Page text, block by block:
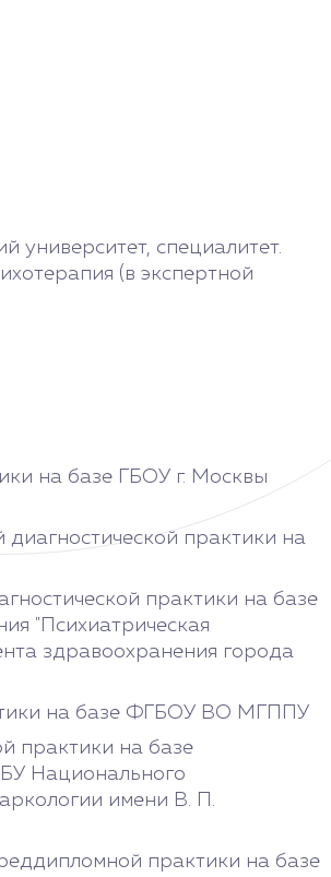
университет, специалитет.
(в экспертной
на базе ГБОУ г. Москвы
практики на
практики на базе
"Психиатрическая
здравоохранения города
на базе ФГБОУ ВО МГППУ
практики на базе
Национального
имени В. П.
практики на базе